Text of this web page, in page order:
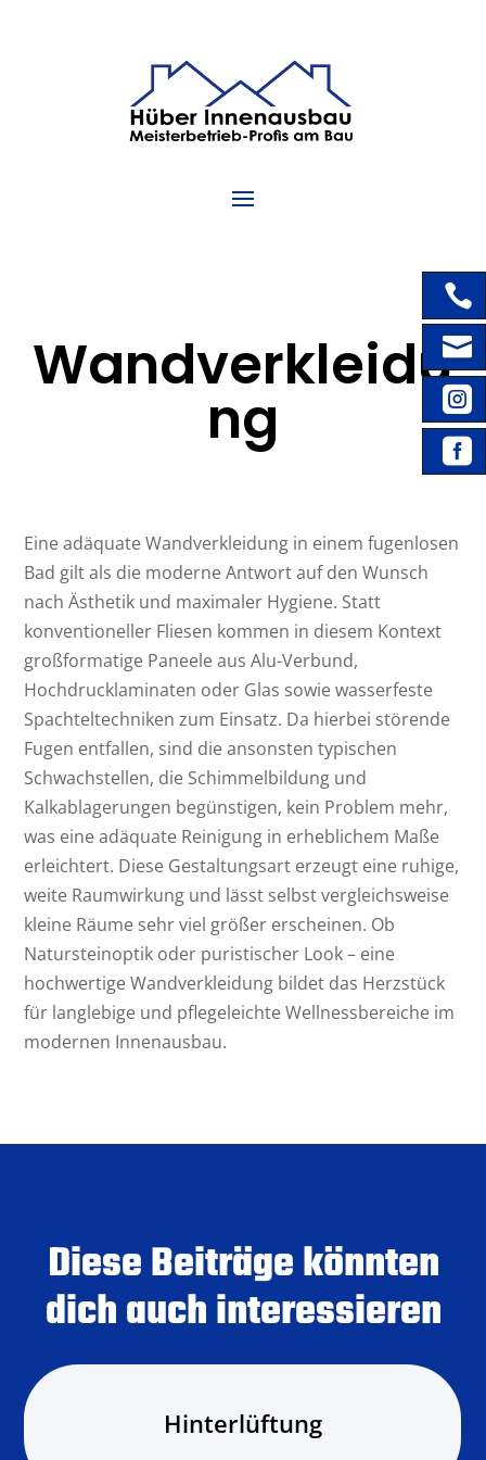
Wandverkleidu
ng
Eine adäquate Wandverkleidung in einem fugenlosen
Bad gilt als die moderne Antwort auf den Wunsch
nach Ästhetik und maximaler Hygiene. Statt
konventioneller Fliesen kommen in diesem Kontext
großformatige Paneele aus Alu-Verbund,
Hochdrucklaminaten oder Glas sowie wasserfeste
Spachteltechniken zum Einsatz. Da hierbei störende
Fugen entfallen, sind die ansonsten typischen
Schwachstellen, die Schimmelbildung und
Kalkablagerungen begünstigen, kein Problem mehr,
was eine adäquate Reinigung in erheblichem Maße
erleichtert. Diese Gestaltungsart erzeugt eine ruhige,
weite Raumwirkung und lässt selbst vergleichsweise
kleine Räume sehr viel größer erscheinen. Ob
Natursteinoptik oder puristischer Look – eine
hochwertige Wandverkleidung bildet das Herzstück
für langlebige und pflegeleichte Wellnessbereiche im
modernen Innenausbau.
Diese Beiträge könnten
dich auch interessieren
Hinterlüftung




